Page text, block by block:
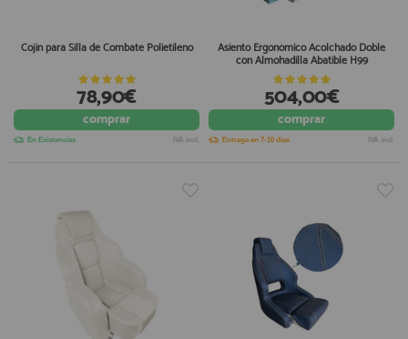
Cojin para Silla de Combate Polietileno
78,90€
comprar
En Existencias IVA incl.
Asiento Ergonómico Acolchado Doble
con Almohadilla Abatible H99
504,00€
comprar
Entrega en 7-10 días IVA incl.